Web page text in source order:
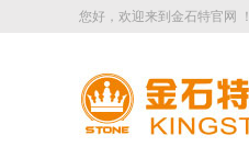
您好，欢迎来到金石特官网 ！